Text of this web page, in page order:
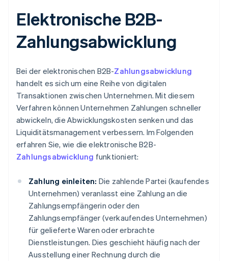
Elektronische B2B-
Zahlungsabwicklung
Bei der elektronischen B2B-Zahlungsabwicklung
handelt es sich um eine Reihe von digitalen
Transaktionen zwischen Unternehmen. Mit diesem
Verfahren können Unternehmen Zahlungen schneller
abwickeln, die Abwicklungskosten senken und das
Liquiditätsmanagement verbessern. Im Folgenden
erfahren Sie, wie die elektronische B2B-
Zahlungsabwicklung funktioniert:
Zahlung einleiten: Die zahlende Partei (kaufendes
Unternehmen) veranlasst eine Zahlung an die
Zahlungsempfängerin oder den
Zahlungsempfänger (verkaufendes Unternehmen)
für gelieferte Waren oder erbrachte
Dienstleistungen. Dies geschieht häufig nach der
Ausstellung einer Rechnung durch die